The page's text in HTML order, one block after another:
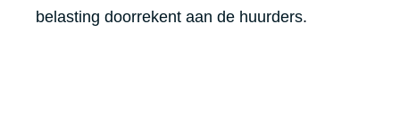
belasting doorrekent aan de huurders.